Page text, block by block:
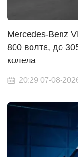
Mercedes-Benz
800 волта, до
колела
20:29 07-08-